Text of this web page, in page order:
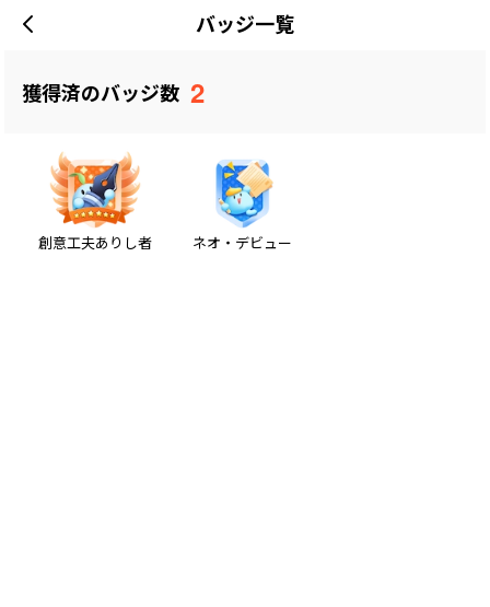
バッジ一覧
獲得済のバッジ数 2
創意工夫ありし者 ネオ・デビュー